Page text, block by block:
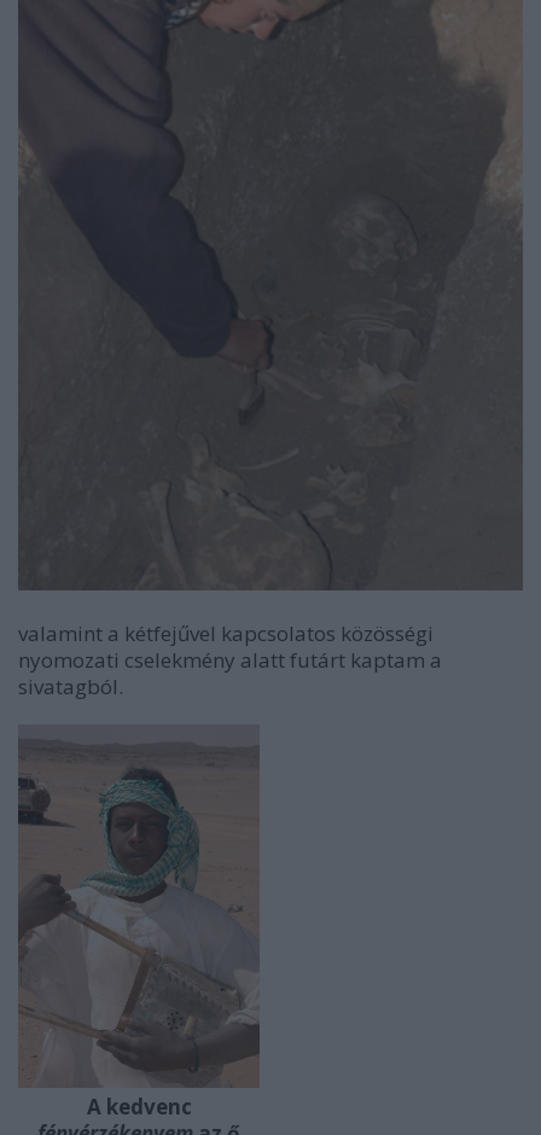
valamint a kétfejűvel kapcsolatos közösségi
nyomozati cselekmény alatt futárt kaptam a
sivatagból.
A kedvenc